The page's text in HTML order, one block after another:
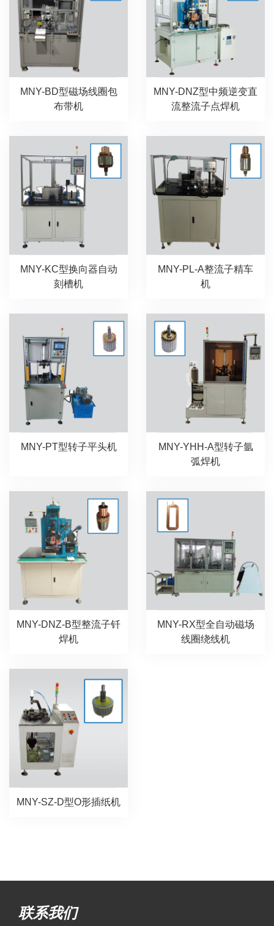
MNY-BD型磁场线圈包
布带机
MNY-DNZ型中频逆变直
流整流子点焊机
MNY-KC型换向器自动
刻槽机
MNY-PL-A整流子精车
机
MNY-PT型转子平头机
MNY-YHH-A型转子氩
弧焊机
MNY-DNZ-B型整流子钎
焊机
MNY-RX型全自动磁场
线圈绕线机
MNY-SZ-D型O形插纸机
联系我们